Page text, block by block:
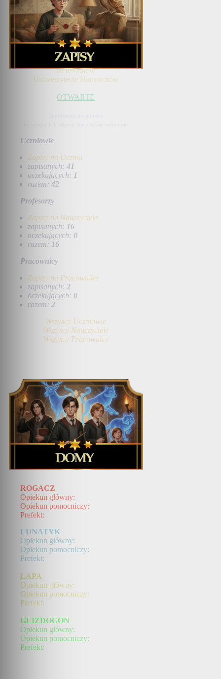
na ten rok w
Uniwersytecie Huncwotów
OTWARTE
Uczniowie
Zapisy na Ucznia
zapisanych: 41
oczekujących: 1
razem: 42
Profesorzy
Zapisy na Nauczyciela
zapisanych: 16
oczekujących: 0
razem: 16
Pracownicy
Zapisy na Pracownika
zapisanych: 2
oczekujących: 0
razem: 2
Wszyscy Uczniowie
Wszyscy Nauczyciele
Wszyscy Pracownicy
ROGACZ
Opiekun główny:
Opiekun pomocniczy:
Prefekt:
LUNATYK
Opiekun główny:
Opiekun pomocniczy:
Prefekt:
ŁAPA
Opiekun główny:
Opiekun pomocniczy:
Prefekt:
GLIZDOGON
Opiekun główny:
Opiekun pomocniczy:
Prefekt: